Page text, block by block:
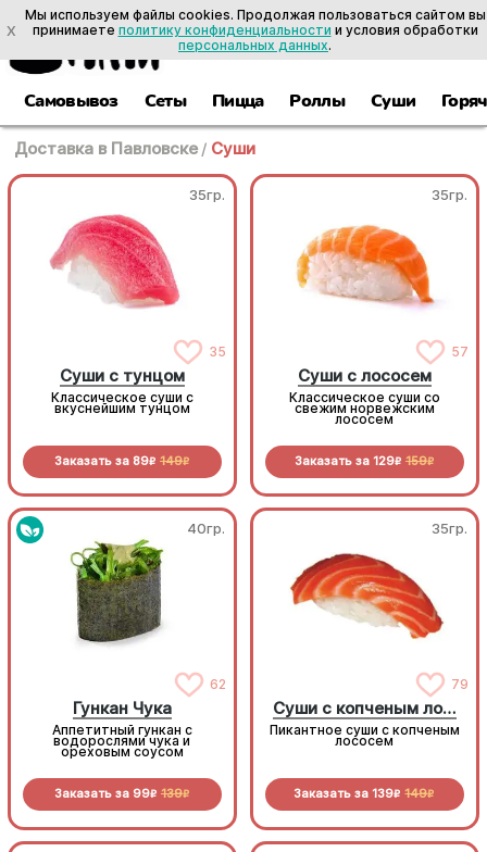
Самовывоз Сеты Пицца Роллы Суши
Доставка в Павловске / Суши
35гр.
35
Суши с тунцом
Классическое суши с
вкуснейшим тунцом
Заказать за 89R 149R
35гр.
57
Суши с лососем
Классическое суши со
свежим норвежским
лососем
Заказать за 129R 159R
40гр.
62
Гункан Чука
Аппетитный гункан с
водорослями чука и
ореховым соусом
Заказать за 99R 139R
35гр.
79
Суши с копченым лососем
Пикантное суши с копченым
лососем
Заказать за 139R 149R
X
Мы используем файлы cookies. Продолжая пользоваться сайтом вы
принимаете политику конфиденциальности и условия обработки
персональных данных.